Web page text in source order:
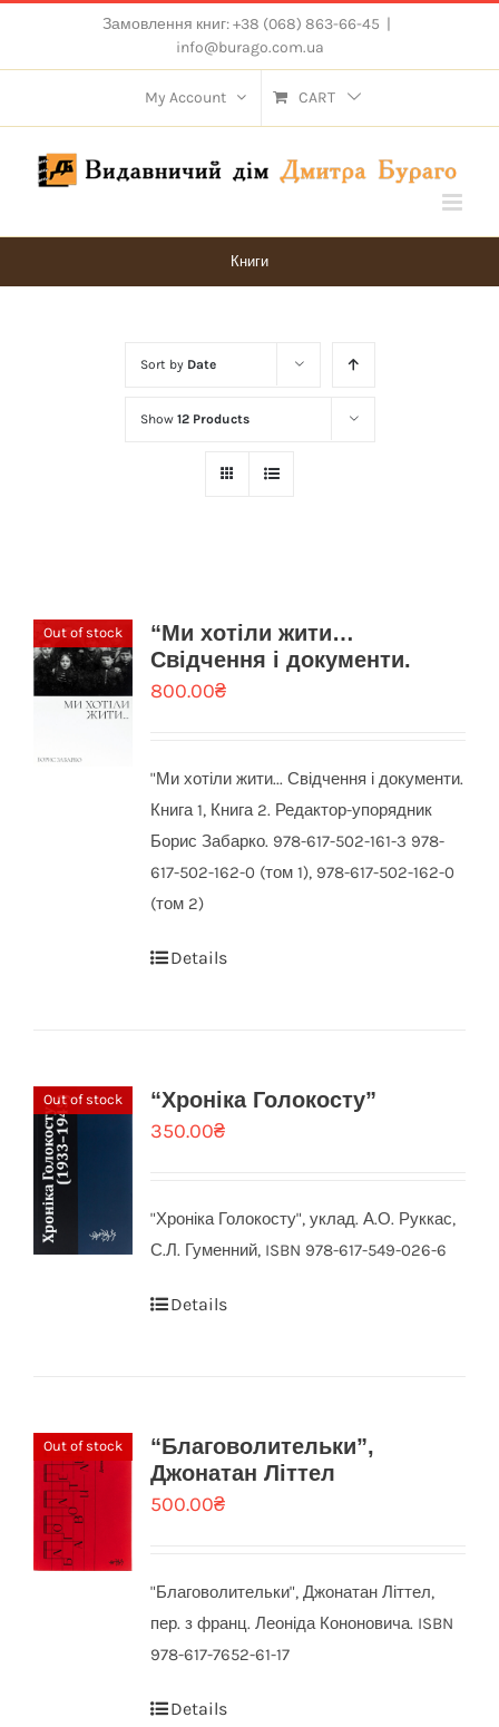
content
Замовлення книг: +38 (068) 863-66-45 |
info@burago.com.ua
My Account CART
Книги
Sort by Date
Show 12 Products
Out of stock
“Ми хотіли жити…
Свідчення і документи.
800.00₴
"Ми хотіли жити... Свідчення і документи.
Книга 1, Книга 2. Редактор-упорядник
Борис Забарко. 978-617-502-161-3 978-
617-502-162-0 (том 1), 978-617-502-162-0
(том 2)
Details
Out of stock
“Хроніка Голокосту”
350.00₴
"Хроніка Голокосту", уклад. А.О. Руккас,
С.Л. Гуменний, ISBN 978-617-549-026-6
Details
Out of stock
“Благоволительки”,
Джонатан Літтел
500.00₴
"Благоволительки", Джонатан Літтел,
пер. з франц. Леоніда Кононовича. ISBN
978-617-7652-61-17
Details